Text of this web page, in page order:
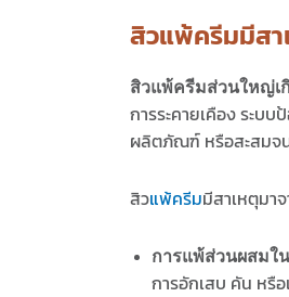
สิวแพ้ครีมมีสา
สิวแพ้ครีมส่วนใหญ่เ
การระคายเคือง ระบ
ผลิตภัณฑ์ หรือสะสมจ
สิวแพ้ครีมมีสาเหตุมา
การแพ้ส่วนผสมใ
การอักเสบ คัน หรื